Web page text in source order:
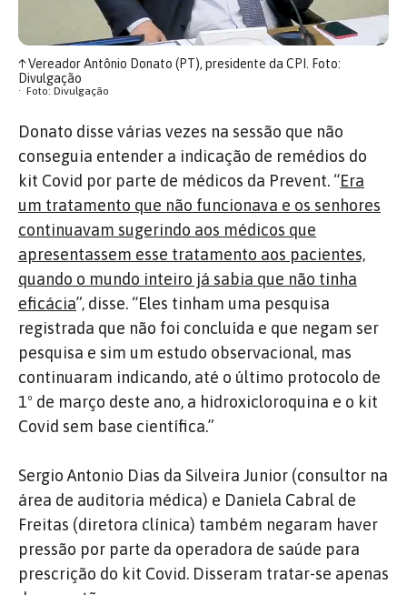
↑Vereador Antônio Donato (PT), presidente da CPI. Foto:
Divulgação
Foto: Divulgação
Donato disse várias vezes na sessão que não
conseguia entender a indicação de remédios do
kit Covid por parte de médicos da Prevent. “Era
um tratamento que não funcionava e os senhores
continuavam sugerindo aos médicos que
apresentassem esse tratamento aos pacientes,
quando o mundo inteiro já sabia que não tinha
eficácia”, disse. “Eles tinham uma pesquisa
registrada que não foi concluída e que negam ser
pesquisa e sim um estudo observacional, mas
continuaram indicando, até o último protocolo de
1º de março deste ano, a hidroxicloroquina e o kit
Covid sem base científica.”
Sergio Antonio Dias da Silveira Junior (consultor na
área de auditoria médica) e Daniela Cabral de
Freitas (diretora clínica) também negaram haver
pressão por parte da operadora de saúde para
prescrição do kit Covid. Disseram tratar-se apenas